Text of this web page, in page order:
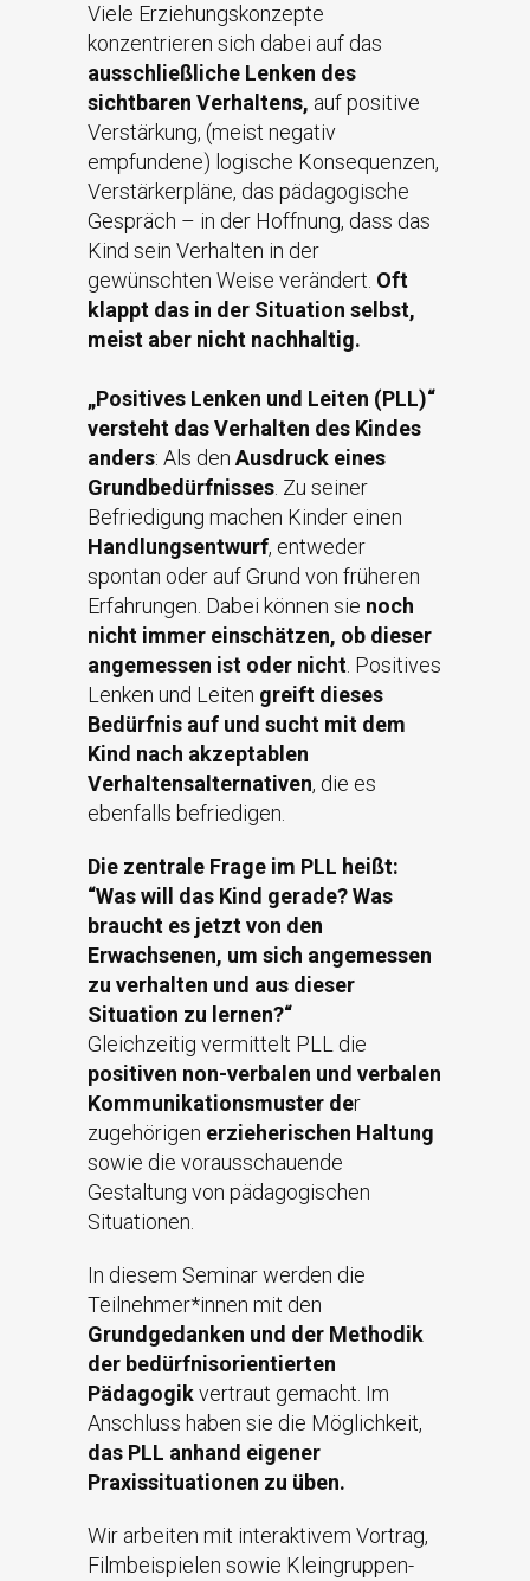
Viele Erziehungskonzepte
konzentrieren sich dabei auf das
ausschließliche Lenken des
sichtbaren Verhaltens, auf positive
Verstärkung, (meist negativ
empfundene) logische Konsequenzen,
Verstärkerpläne, das pädagogische
Gespräch – in der Hoffnung, dass das
Kind sein Verhalten in der
gewünschten Weise verändert. Oft
klappt das in der Situation selbst,
meist aber nicht nachhaltig.
„Positives Lenken und Leiten (PLL)“
versteht das Verhalten des Kindes
anders: Als den Ausdruck eines
Grundbedürfnisses . Zu seiner
Befriedigung machen Kinder einen
Handlungsentwurf, entweder
spontan oder auf Grund von früheren
Erfahrungen. Dabei können sie noch
nicht immer einschätzen, ob dieser
angemessen ist oder nicht . Positives
Lenken und Leiten greift dieses
Bedürfnis auf und sucht mit dem
Kind nach akzeptablen
Verhaltensalternativen, die es
ebenfalls befriedigen.
Die zentrale Frage im PLL heißt:
“Was will das Kind gerade? Was
braucht es jetzt von den
Erwachsenen, um sich angemessen
zu verhalten und aus dieser
Situation zu lernen?“
Gleichzeitig vermittelt PLL die
positiven non-verbalen und verbalen
Kommunikationsmuster der
zugehörigen erzieherischen Haltung
sowie die vorausschauende
Gestaltung von pädagogischen
Situationen.
In diesem Seminar werden die
Teilnehmer*innen mit den
Grundgedanken und der Methodik
der bedürfnisorientierten
Pädagogikvertraut gemacht. Im
Anschluss haben sie die Möglichkeit,
das PLL anhand eigener
Praxissituationen zu üben.
Wir arbeiten mit interaktivem Vortrag,
Filmbeispielen sowie Kleingruppen-